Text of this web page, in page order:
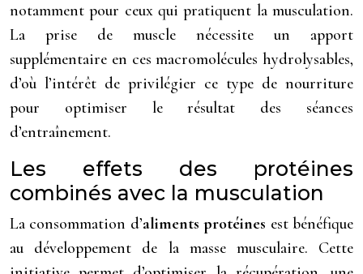
notamment pour ceux qui pratiquent la musculation.
La prise de muscle nécessite un apport
supplémentaire en ces macromolécules hydrolysables,
d’où l’intérêt de privilégier ce type de nourriture
pour optimiser le résultat des séances
d’entraînement.
Les effets des protéines
combinés avec la musculation
La consommation d’aliments protéines est bénéfique
au développement de la masse musculaire. Cette